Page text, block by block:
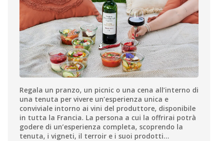
Regala un pranzo, un picnic o una cena all’interno di
una tenuta per vivere un’esperienza unica e
conviviale intorno ai vini del produttore, disponibile
in tutta la Francia. La persona a cui la offrirai potrà
godere di un’esperienza completa, scoprendo la
tenuta, i vigneti, il terroir e i suoi prodotti…